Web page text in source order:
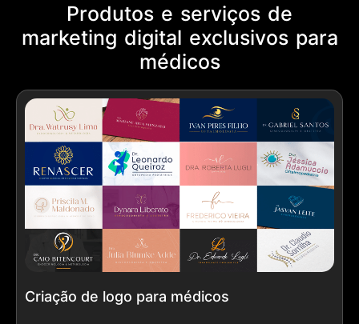
Produtos e serviços de
marketing digital exclusivos para
médicos
Criação de logo para médicos